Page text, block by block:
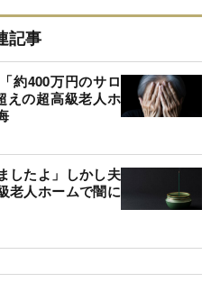
記事
約400万円のサロ
の超高級老人ホ
したよ」しかし夫
老人ホームで闇に